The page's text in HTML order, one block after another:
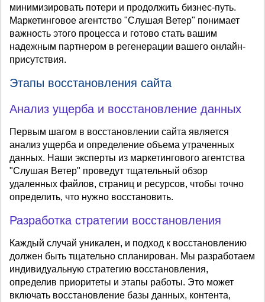
минимизировать потери и продолжить бизнес-путь.
Маркетинговое агентство "Слушая Ветер" понимает
важность этого процесса и готово стать вашим
надежным партнером в регенерации вашего онлайн-
присутствия.
Этапы восстановления сайта
Анализ ущерба и восстановление данных
Первым шагом в восстановлении сайта является
анализ ущерба и определение объема утраченных
данных. Наши эксперты из маркетингового агентства
"Слушая Ветер" проведут тщательный обзор
удаленных файлов, страниц и ресурсов, чтобы точно
определить, что нужно восстановить.
Разработка стратегии восстановления
Каждый случай уникален, и подход к восстановлению
должен быть тщательно спланирован. Мы разработаем
индивидуальную стратегию восстановления,
определив приоритеты и этапы работы. Это может
включать восстановление базы данных, контента,